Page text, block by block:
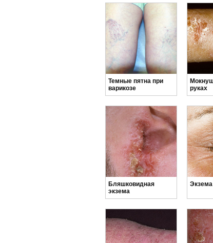
Темные пятна при
варикозе
руках
Бляшковидная
экзема
Экзема